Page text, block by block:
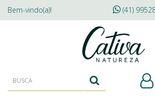
Bem-vindo(a)! (41)